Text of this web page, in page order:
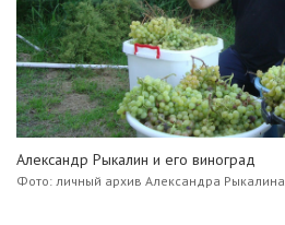
Александр Рыкалин и его виноград
Фото: личный архив Александра Рыкалина